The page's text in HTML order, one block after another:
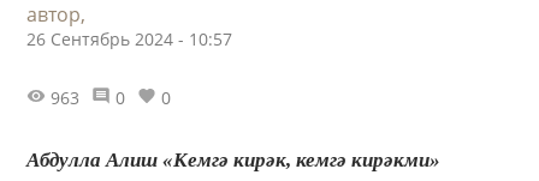
автор,
26 Сентябрь 2024 - 10:57
963 0 0
Абдулла Алиш «Кемгә кирәк, кемгә кирәкми»